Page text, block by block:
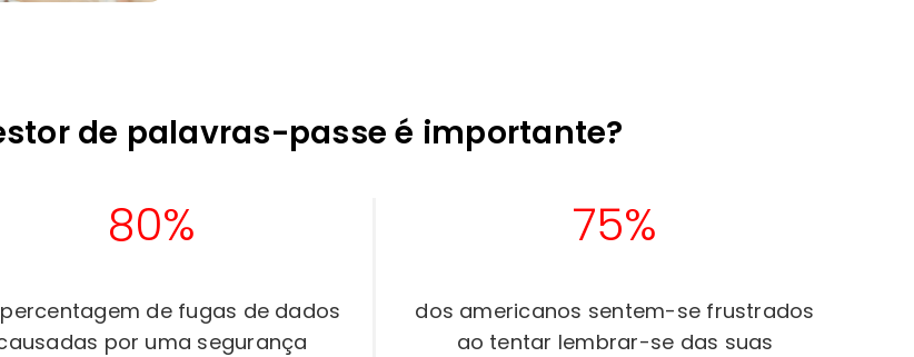
de palavras-passe é importante?
80%
de fugas de dados
por uma segurança
75%
dos americanos sentem-se frustrados
ao tentar lembrar-se das suas